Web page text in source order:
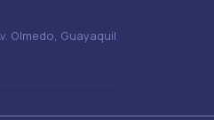
Olmedo, Guayaquil